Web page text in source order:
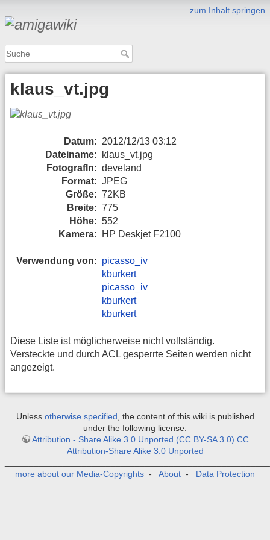
zum Inhalt springen
klaus_vt.jpg
Datum: 2012/12/13 03:12
Dateiname:
klaus_vt.jpg
FotografIn: develand
Format: JPEG
Größe: 72KB
Breite: 775
Höhe: 552
Kamera:
HP Deskjet F2100
Verwendung von: picasso_iv
kburkert
picasso_iv
​kburkert
kburkert
Diese Liste ist möglicherweise nicht vollständig.
Versteckte und durch ACL gesperrte Seiten werden nicht
angezeigt.
Unless otherwise specified, the content of this wiki is published
under the following license:
Attribution - Share Alike 3.0 Unported (CC BY-SA 3.0) CC
Attribution-Share Alike 3.0 Unported
more about our Media-Copyrights - About - Data Protection